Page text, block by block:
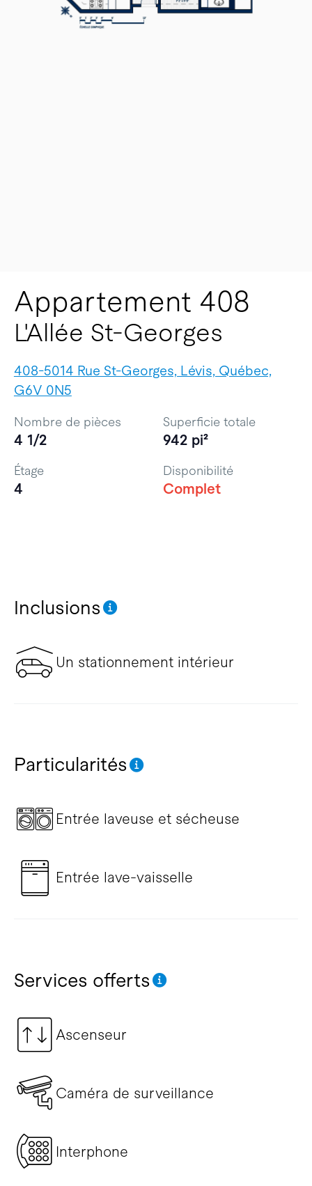
Appartement 408
L'Allée St-Georges
408-5014 Rue St-Georges, Lévis, Québec,
G6V 0N5
Inclusions
Un stationnement intérieur
Particularités
Entrée laveuse et sécheuse
Entrée lave-vaisselle
Services offerts
Ascenseur
Caméra de surveillance
Interphone
Nombre de pièces
4 1/2
Superficie totale
942 pi²
Étage
4
Disponibilité
Complet